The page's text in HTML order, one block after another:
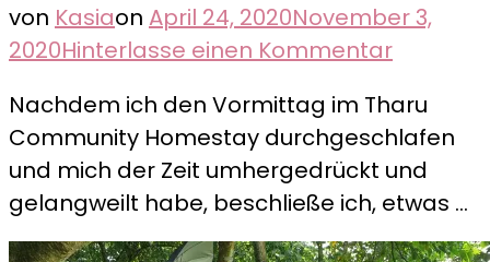
von Kasiaon April 24, 2020November 3,
2020Hinterlasse einen Kommentarzu
Lächeln
der
in
Chitwan
Nachdem ich den Vormittag im Tharu
Community Homestay durchgeschlafen
und mich der Zeit umhergedrückt und
gelangweilt habe, beschließe ich, etwas …